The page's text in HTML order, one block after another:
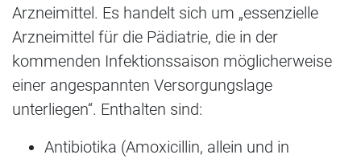
Arzneimittel. Es handelt sich um „essenzielle
Arzneimittel für die Pädiatrie, die in der
kommenden Infektionssaison möglicherweise
einer angespannten Versorgungslage
unterliegen“. Enthalten sind:
Antibiotika (Amoxicillin, allein und in